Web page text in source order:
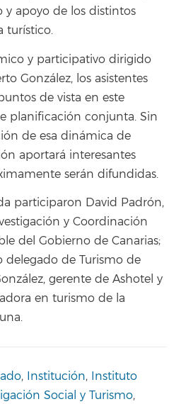
y apoyo de los distintos
turístico.
y participativo dirigido
González, los asistentes
de vista en este
planificación conjunta. Sin
de esa dinámica de
aportará interesantes
serán difundidas.
participaron David Padrón,
y Coordinación
del Gobierno de Canarias;
delegado de Turismo de
gerente de Ashotel y
en turismo de la
, Institución, Instituto
Social y Turismo,